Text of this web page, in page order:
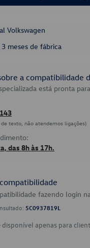
Volkswagen
3 meses de fábrica
a compatibilidade
está pronta
texto, não atendemos ligações)
das 8h às 17h.
fazendo login
5C0937819L
apenas para